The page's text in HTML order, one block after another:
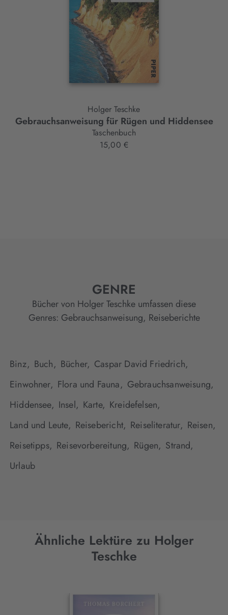
Holger Teschke
Gebrauchsanweisung für Rügen und Hiddensee
Taschenbuch
15,00 €
GENRE
Bücher von Holger Teschke umfassen diese
Genres: Gebrauchsanweisung, Reiseberichte
Binz, Buch, Bücher, Caspar David Friedrich,
Einwohner, Flora und Fauna, Gebrauchsanweisung,
Hiddensee, Insel, Karte, Kreidefelsen,
Land und Leute, Reisebericht, Reiseliteratur, Reisen,
Reisetipps, Reisevorbereitung, Rügen, Strand,
Urlaub
Ähnliche Lektüre zu Holger
Teschke